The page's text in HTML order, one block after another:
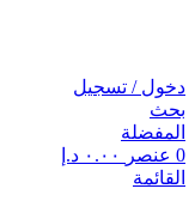
دخول / تسجيل
بحث
المفضلة
0 عنصر ٠.٠٠ د.إ
القائمة